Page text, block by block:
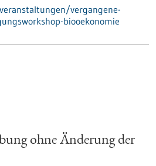
vergangene-
biooekonomie
ohne Änderung der